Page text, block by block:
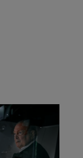
to decydujące
marki STIHL.
jaki prace